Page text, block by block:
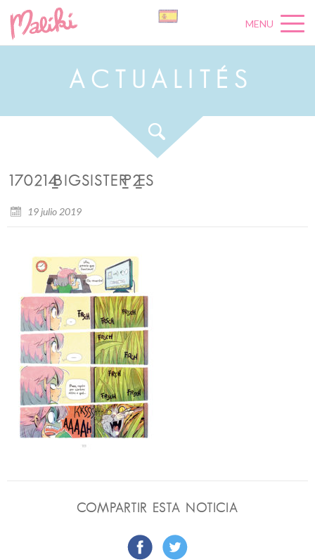
MENU
A C U A L É S
170214_BIGSISTER_P2_ES
19 julio 2019
COMPARTIR ESTA NOTICIA